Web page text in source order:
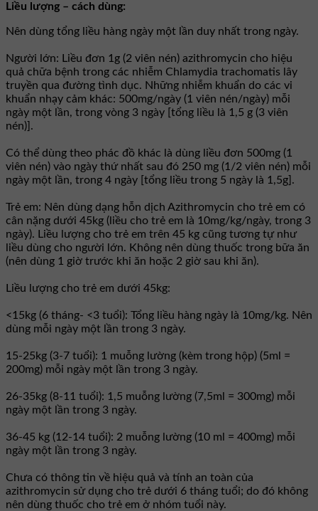
Liều lượng – cách dùng:
Nên dùng tổng liều hàng ngày một lần duy nhất trong ngày.
Người lớn: Liều đơn 1g (2 viên nén) azithromycin cho hiệu
quả chữa bệnh trong các nhiễm Chlamydia trachomatis lây
truyền qua đường tình dục. Những nhiễm khuẩn do các vi
khuẩn nhạy cảm khác: 500mg/ngày (1 viên nén/ngày) mỗi
ngày một lần, trong vòng 3 ngày [tổng liều là 1,5 g (3 viên
nén)].
Có thể dùng theo phác đồ khác là dùng liều đơn 500mg (1
viên nén) vào ngày thứ nhất sau đó 250 mg (1/2 viên nén) mỗi
ngày một lần, trong 4 ngày [tổng liều trong 5 ngày là 1,5g].
Trẻ em: Nên dùng dạng hỗn dịch Azithromycin cho trẻ em có
cân nặng dưới 45kg (liều cho trẻ em là 10mg/kg/ngày, trong 3
ngày). Liều lượng cho trẻ em trên 45 kg cũng tương tự như
liều dùng cho người lớn. Không nên dùng thuốc trong bữa ăn
(nên dùng 1 giờ trước khi ăn hoặc 2 giờ sau khi ăn).
Liều lượng cho trẻ em dưới 45kg:
<15kg (6 tháng- <3 tuổi): Tổng liều hàng ngày là 10mg/kg. Nên
dùng mỗi ngày một lần trong 3 ngày.
15-25kg (3-7 tuổi): 1 muỗng lường (kèm trong hộp) (5ml =
200mg) mỗi ngày một lần trong 3 ngày.
26-35kg (8-11 tuổi): 1,5 muỗng lường (7,5ml = 300mg) mỗi
ngày một lần trong 3 ngày.
36-45 kg (12-14 tuổi): 2 muỗng lường (10 ml = 400mg) mỗi
ngày một lần trong 3 ngày.
Chưa có thông tin về hiệu quả và tính an toàn của
azithromycin sử dụng cho trẻ dưới 6 tháng tuổi; do đó không
nên dùng thuốc cho trẻ em ở nhóm tuổi này.